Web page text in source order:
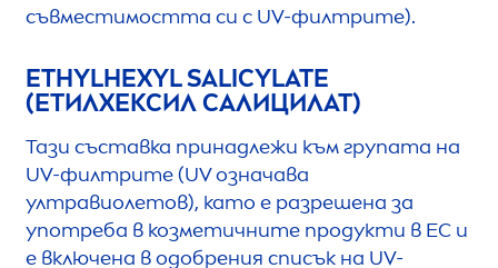
съвместимостта си с UV-филтрите).
ETHYLHEXYL SALICYLATE
(ЕТИЛХЕКСИЛ САЛИЦИЛАТ)
Тази съставка принадлежи към групата на
UV-филтрите (UV означава
ултравиолетов), като е разрешена за
употреба в козметичните продукти в ЕС и
е включена в одобрения списък на UV-